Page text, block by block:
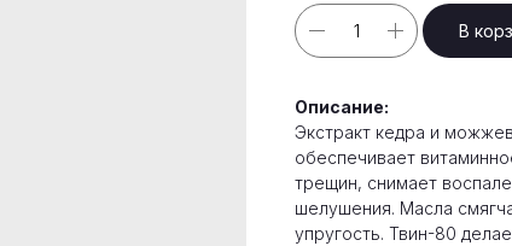
В
Описание:
Экстракт кедра и
обеспечивает
трещин, снимает
шелушения. Масла
упругость. Твин-80